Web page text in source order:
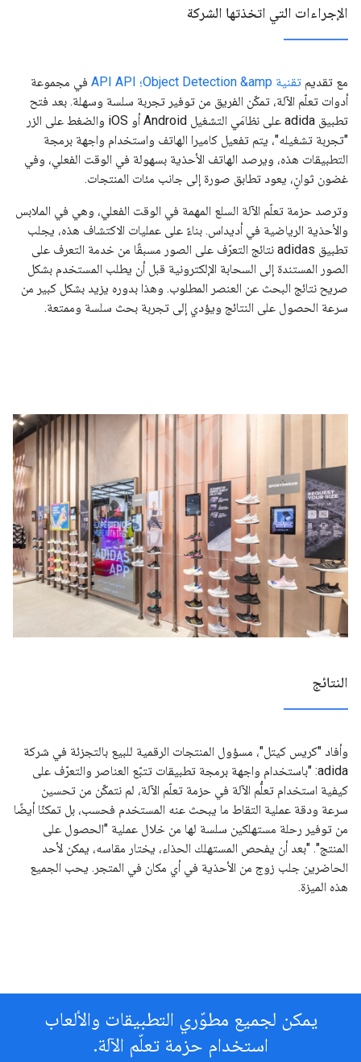
الإجراءات التي اتخذتها الشركة
مع تقديم تقنية Object Detection &amp؛ API API
في مجموعة
أدوات تعلّم الآلة، تمكّن الفريق من توفير تجربة سلسة وسهلة. بعد فتح
تطبيق adida على نظامَي التشغيل Android أو iOS والضغط على الزر
"تجربة تشغيله"، يتم تفعيل كاميرا الهاتف واستخدام واجهة برمجة
التطبيقات هذه، ويرصد الهاتف الأحذية بسهولة في الوقت الفعلي، وفي
غضون ثوانٍ، يعود تطابق صورة إلى جانب مئات المنتجات.
وترصد حزمة تعلّم الآلة السلع المهمة في الوقت الفعلي، وهي في الملابس
والأحذية الرياضية في أديداس. بناءً على عمليات الاكتشاف هذه، يجلب
تطبيق adidas نتائج التعرّف على الصور مسبقًا من خدمة التعرف على
الصور المستندة إلى السحابة الإلكترونية قبل أن يطلب المستخدم بشكل
صريح نتائج البحث عن العنصر المطلوب. وهذا بدوره يزيد بشكل كبير من
سرعة الحصول على النتائج ويؤدي إلى تجربة بحث سلسة وممتعة.
النتائج
وأفاد "كريس كيتل"، مسؤول المنتجات الرقمية للبيع بالتجزئة في شركة
adida: "باستخدام واجهة برمجة تطبيقات تتبّع العناصر والتعرّف على
كيفية استخدام تعلُّم الآلة في حزمة تعلّم الآلة، لم نتمكّن من تحسين
سرعة ودقة عملية التقاط ما يبحث عنه المستخدم فحسب، بل تمكنّا أيضًا
من توفير رحلة مستهلكين سلسة لها من خلال عملية "الحصول على
المنتج". "بعد أن يفحص المستهلك الحذاء، يختار مقاسه، يمكن لأحد
الحاضرين جلب زوج من الأحذية في أي مكان في المتجر. يحب الجميع
هذه الميزة.
يمكن لجميع مطوّري التطبيقات والألعاب
استخدام حزمة تعلّم الآلة.